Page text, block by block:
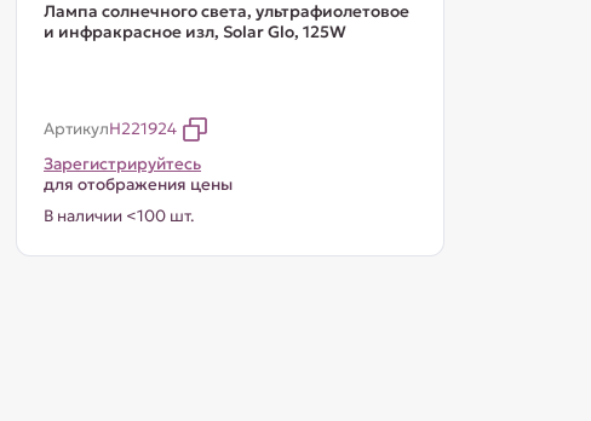
Лампа солнечного света, ультрафиолетовое
и инфракрасное изл, Solar Glo, 125W
АртикулH221924
Зарегистрируйтесь
для отображения цены
В наличии <100 шт.